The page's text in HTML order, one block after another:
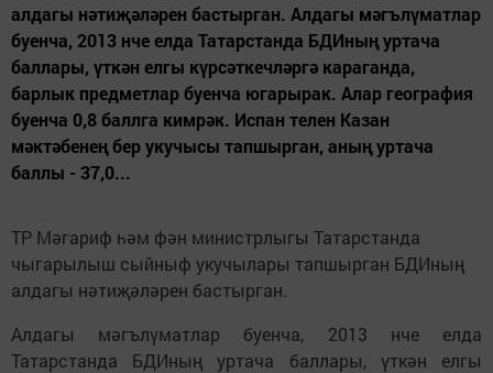
алдагы нәтиҗәләрен бастырган. Алдагы мәгълүматлар
буенча, 2013 нче елда Татарстанда БДИның уртача
баллары, үткән елгы күрсәткечләргә караганда,
барлык предметлар буенча югарырак. Алар география
буенча 0,8 баллга кимрәк. Испан телен Казан
мәктәбенең бер укучысы тапшырган, аның уртача
баллы - 37,0...
ТР Мәгариф һәм фән министрлыгы Татарстанда
чыгарылыш сыйныф укучылары тапшырган БДИның
алдагы нәтиҗәләрен бастырган.
Алдагы мәгълүматлар буенча, 2013 нче елда
Татарстанда БДИның уртача баллары, үткән елгы